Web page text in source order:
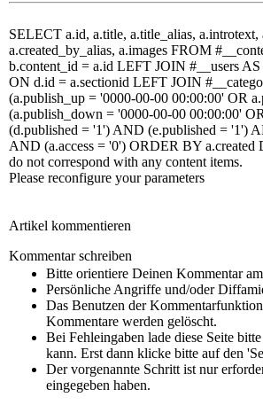
SELECT a.id, a.title, a.title_alias, a.introtext,
a.created_by_alias, a.images FROM
b.content_id = a.id LEFT JOIN #__users
ON d.id = a.sectionid LEFT JOIN
(a.publish_up = '0000-00-00 00:00:00' OR
(a.publish_down = '0000-00-00 00:00:00'
(d.published = '1') AND (e.published = '1')
AND (a.access = '0') ORDER BY a.created
do not correspond with any content items.
Please reconfigure your parameters
Artikel kommentieren
Kommentar schreiben
Bitte orientiere Deinen Kommentar
Persönliche Angriffe und/oder
Das Benutzen der
Kommentare werden gelöscht.
Bei Fehleingaben lade diese Seite
kann. Erst dann klicke bitte auf den
Der vorgenannte Schritt ist nur
eingegeben haben.